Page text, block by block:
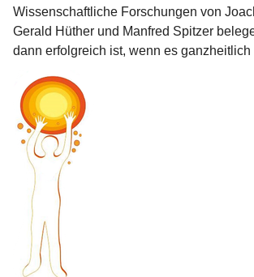
Wissenschaftliche Forschungen von
Gerald Hüther und Manfred Spitzer
dann erfolgreich ist, wenn es ganzheitlich